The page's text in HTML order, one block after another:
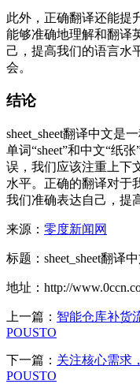
此外，正确翻译还能提
能够准确地理解和翻译
己，提高我们的语言水
会。
结论
sheet_sheet翻译中文是
单词“sheet”和中文“纸
误，我们应该注重上下
水平。正确的翻译对于
我们准确表达自己，提
来源： 零度新闻网
标题：sheet_sheet翻译
地址：http://
上一篇： 智能仓库补货
POUSTO
下一篇： 关注核心需求
POUSTO